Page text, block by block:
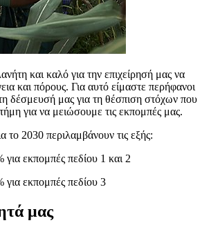
και καλό για την επιχείρησή μας να
και πόρους. Για αυτό είμαστε περήφανοι
δέσμευσή μας για τη θέσπιση στόχων που
για να μειώσουμε τις εκπομπές μας.
το 2030 περιλαμβάνουν τις εξής:
εκπομπές πεδίου 1 και 2
εκπομπές πεδίου 3
μας